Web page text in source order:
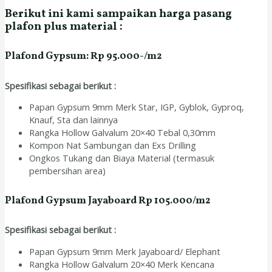
Berikut ini kami sampaikan harga pasang
plafon plus material :
Plafond Gypsum: Rp 95.000-/m2
Spesifikasi sebagai berikut :
Papan Gypsum 9mm Merk Star, IGP, Gyblok, Gyproq,
Knauf, Sta dan lainnya
Rangka Hollow Galvalum 20×40 Tebal 0,30mm
Kompon Nat Sambungan dan Exs Drilling
Ongkos Tukang dan Biaya Material (termasuk
pembersihan area)
Plafond Gypsum Jayaboard Rp 105.000/m2
Spesifikasi sebagai berikut :
Papan Gypsum 9mm Merk Jayaboard/ Elephant
Rangka Hollow Galvalum 20×40 Merk Kencana